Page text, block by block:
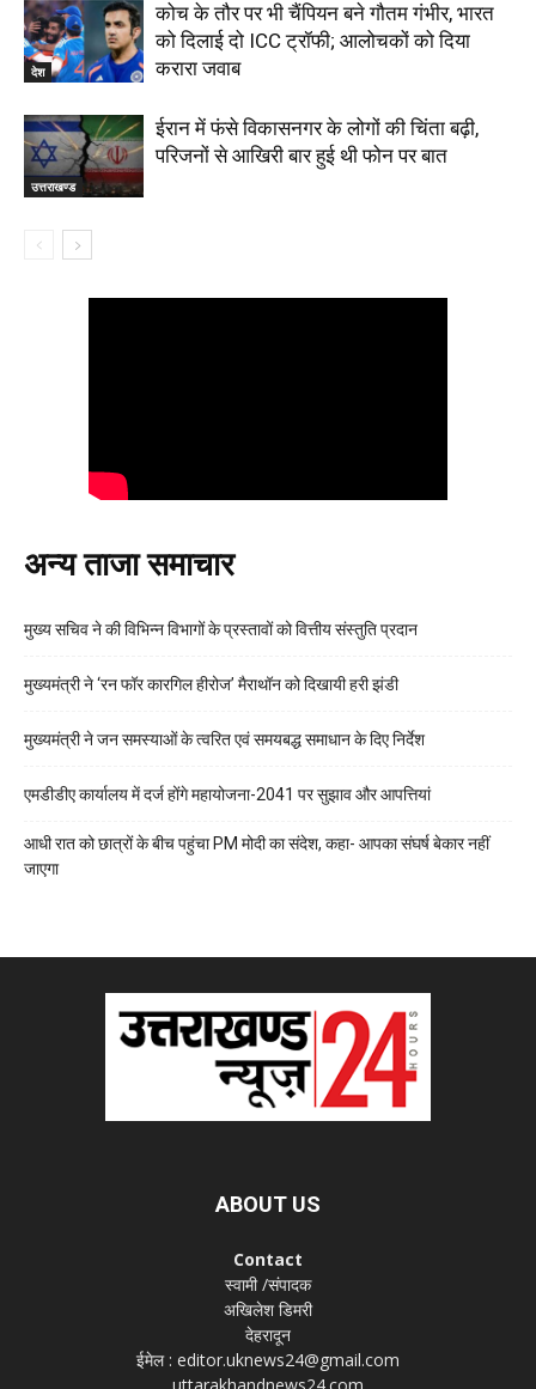
देश
कोच के तौर पर भी चैंपियन बने गौतम गंभीर, भारत
को दिलाई दो ICC ट्रॉफी; आलोचकों को दिया
करारा जवाब
उत्तराखण्ड
ईरान में फंसे विकासनगर के लोगों की चिंता बढ़ी,
परिजनों से आखिरी बार हुई थी फोन पर बात
अन्य ताजा समाचार
मुख्य सचिव ने की विभिन्न विभागों के प्रस्तावों को वित्तीय संस्तुति प्रदान
मुख्यमंत्री ने ‘रन फॉर कारगिल हीरोज’ मैराथॉन को दिखायी हरी झंडी
मुख्यमंत्री ने जन समस्याओं के त्वरित एवं समयबद्ध समाधान के दिए निर्देश
एमडीडीए कार्यालय में दर्ज होंगे महायोजना-2041 पर सुझाव और आपत्तियां
आधी रात को छात्रों के बीच पहुंचा PM मोदी का संदेश, कहा- आपका संघर्ष बेकार नहीं
जाएगा
ABOUT US
Contact
स्वामी /संपादक
अखिलेश डिमरी
देहरादून
ईमेल : editor.uknews24@gmail.com